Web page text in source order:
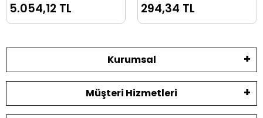
5.054,12 TL 294,34 TL
Kurumsal
Müşteri Hizmetleri